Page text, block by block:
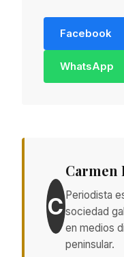
Facebook
WhatsApp
C
Carmen
Periodista
sociedad
en medios
peninsular.